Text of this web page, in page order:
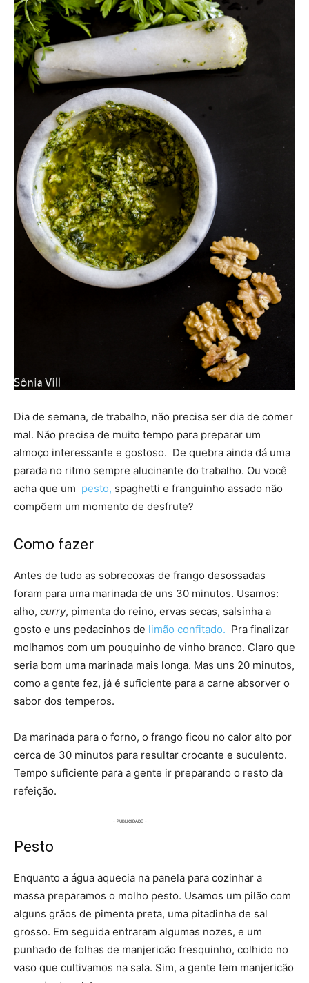
Dia de semana, de trabalho, não precisa ser dia de comer
mal. Não precisa de muito tempo para preparar um
almoço interessante e gostoso. De quebra ainda dá uma
parada no ritmo sempre alucinante do trabalho. Ou você
acha que um pesto, spaghetti e franguinho assado não
compõem um momento de desfrute?
Como fazer
Antes de tudo as sobrecoxas de frango desossadas
foram para uma marinada de uns 30 minutos. Usamos:
alho, curry, pimenta do reino, ervas secas, salsinha a
gosto e uns pedacinhos de limão confitado. Pra finalizar
molhamos com um pouquinho de vinho branco. Claro que
seria bom uma marinada mais longa. Mas uns 20 minutos,
como a gente fez, já é suficiente para a carne absorver o
sabor dos temperos.
Da marinada para o forno, o frango ficou no calor alto por
cerca de 30 minutos para resultar crocante e suculento.
Tempo suficiente para a gente ir preparando o resto da
refeição.
Pesto
Enquanto a água aquecia na panela para cozinhar a
massa preparamos o molho pesto. Usamos um pilão com
alguns grãos de pimenta preta, uma pitadinha de sal
grosso. Em seguida entraram algumas nozes, e um
punhado de folhas de manjericão fresquinho, colhido no
vaso que cultivamos na sala. Sim, a gente tem manjericão